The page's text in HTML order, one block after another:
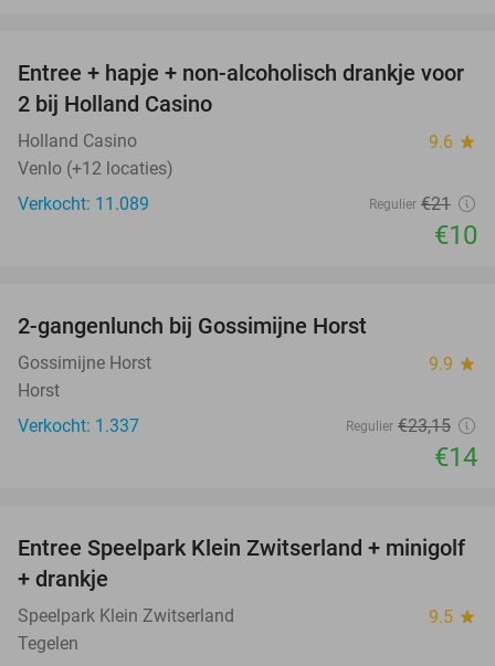
52%
Entree + hapje + non-alcoholisch drankje voor
2 bij Holland Casino
Holland Casino 9.6 star
Venlo (+12 locaties)
Verkocht: 11.089
Regulier €21
€10
2-gangenlunch bij Gossimijne Horst
Gossimijne Horst 9.9 star
Horst
Verkocht: 1.337
Regulier €23,15
€14
38%
Entree Speelpark Klein Zwitserland + minigolf
+ drankje
Speelpark Klein Zwitserland 9.5 star
Tegelen